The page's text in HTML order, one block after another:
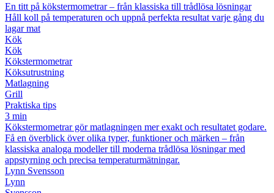
En titt på kökstermometrar – från klassiska till trådlösa lösningar
Håll koll på temperaturen och uppnå perfekta resultat varje gång du
lagar mat
Kök
Kök
Kökstermometrar
Köksutrustning
Matlagning
Grill
Praktiska tips
3 min
Kökstermometrar gör matlagningen mer exakt och resultatet godare.
Få en överblick över olika typer, funktioner och märken – från
klassiska analoga modeller till moderna trådlösa lösningar med
appstyrning och precisa temperaturmätningar.
Lynn Svensson
Lynn